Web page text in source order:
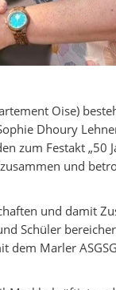
Oise)
Dhoury
zum Festakt „50
und
und damit
Schüler
dem Marler